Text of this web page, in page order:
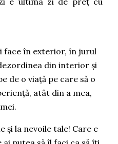
face în exterior, în jurul
din interior și
de o viață pe care să o
atât din a mea,
și la nevoile tale! Care e